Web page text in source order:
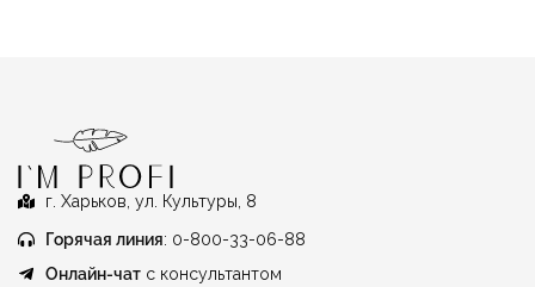
г. Харьков, ул. Культуры, 8
Горячая линия: 0-800-33-06-88
Онлайн-чатс консультантом